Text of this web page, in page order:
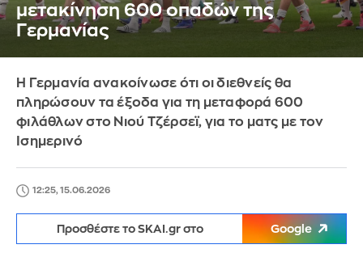
μετακίνηση 600 οπαδών της
Γερμανίας
Η Γερμανία ανακοίνωσε ότι οι διεθνείς θα
πληρώσουν τα έξοδα για τη μεταφορά 600
φιλάθλων στο Νιού Τζέρσεϊ, για το ματς με τον
Ισημερινό
12:25, 15.06.2026
Προσθέστε το SKAI.gr στο Google